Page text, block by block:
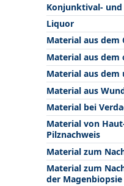
Konjunktival-
Liquor
Material aus dem
Material aus
Material aus
Material aus
Material bei
Material von
Pilznachweis
Material zum
Material zum
der Magenbiopsie